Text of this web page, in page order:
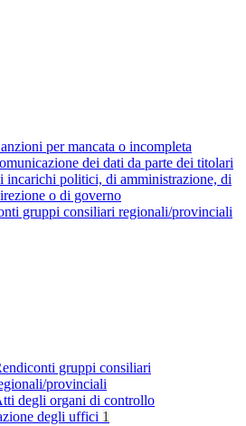
per mancata o incompleta
dei dati da parte dei titolari
incarichi politici, di amministrazione, di
o di governo
gruppi consiliari regionali/provinciali
gruppi consiliari
provinciali
degli organi di controllo
degli uffici 1